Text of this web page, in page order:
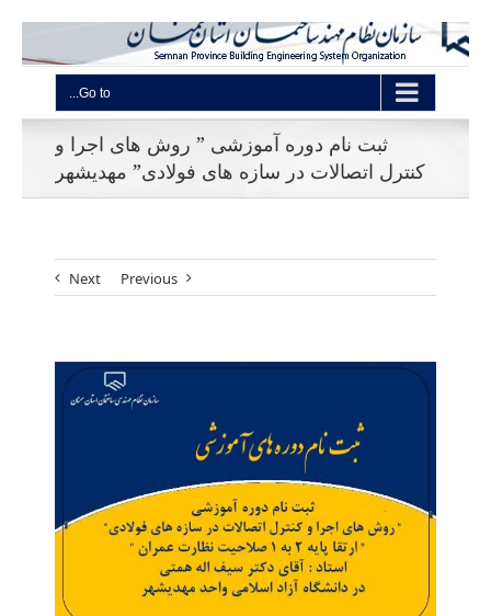
Go to...
ثبت نام دوره آموزشی ” روش های اجرا و
کنترل اتصالات در سازه های فولادی” مهدیشهر
Previous
Next
View
Larger